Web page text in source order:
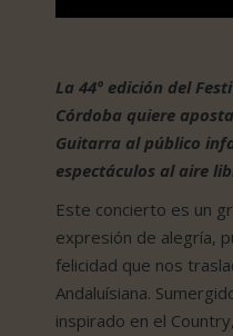
La 44º edición del
Córdoba quiere
Guitarra al público
espectáculos al aire
Este concierto es un
expresión de alegría,
felicidad que nos
Andaluísiana.
inspirado en el